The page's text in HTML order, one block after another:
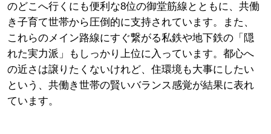
のどこへ行くにも便利な8位の御堂筋線とともに、共働
き子育て世帯から圧倒的に支持されています。また、
これらのメイン路線にすぐ繋がる私鉄や地下鉄の「隠
れた実力派」もしっかり上位に入っています。都心へ
の近さは譲りたくないけれど、住環境も大事にしたい
という、共働き世帯の賢いバランス感覚が結果に表れ
ています。